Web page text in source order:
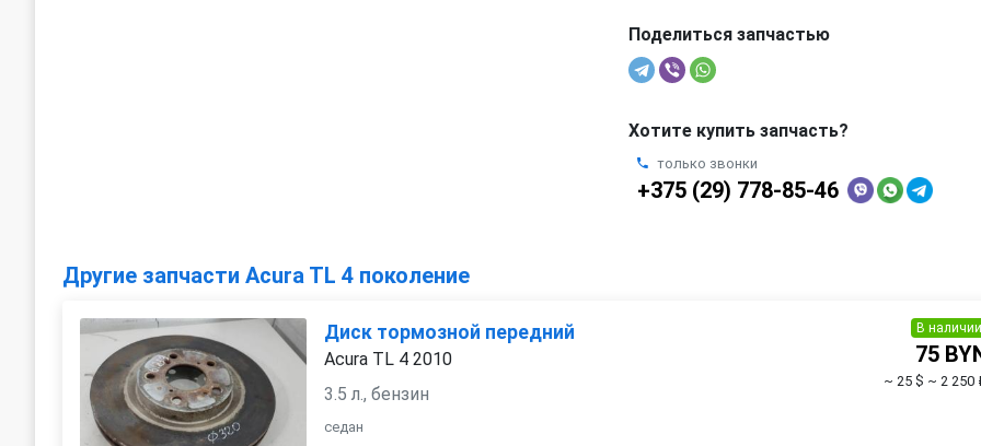
Поделиться запчастью
Хотите купить запчасть?
только звонки
+375 (29) 778-85-46
Другие запчасти Acura TL 4 поколение
Диск тормозной передний
Acura TL 4 2010
3.5 л., бензин
седан
В наличии
75
~ 25 $ ~ 2 250